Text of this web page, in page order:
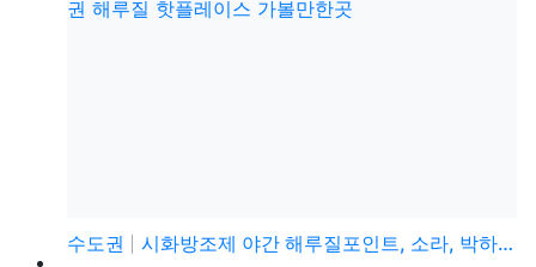
수도권
시화방조제 야간 해루질포인트, 소라, 박하지, 수도권 …